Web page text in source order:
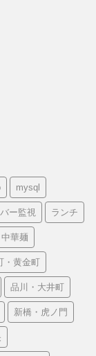
mysql
ー監視 ランチ
中華麺
・黄金町
品川・大井町
新橋・虎ノ門